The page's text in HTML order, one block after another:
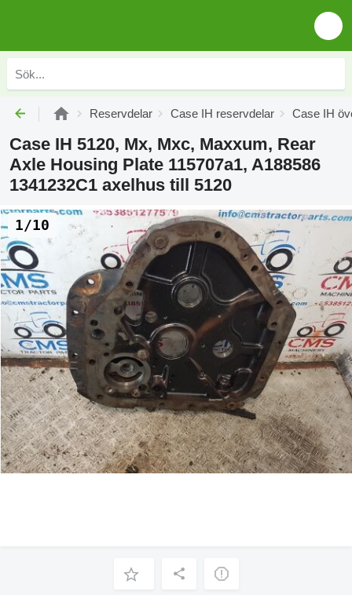
Reservdelar Case IH reservdelar Case IH
Case IH 5120, Mx, Mxc, Maxxum, Rear
Axle Housing Plate 115707a1, A188586
1341232C1 axelhus till 5120
1/10